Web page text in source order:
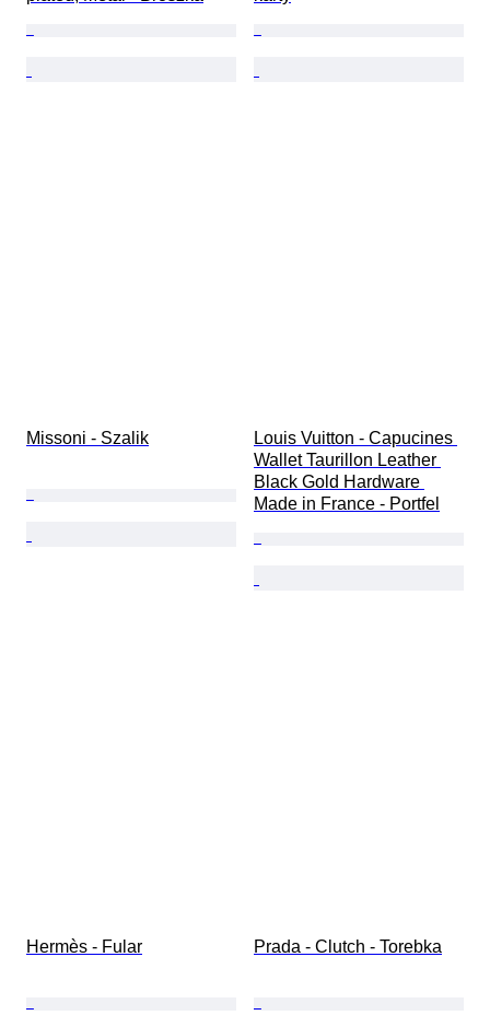
Missoni - Szalik
Louis Vuitton - Capucines
Wallet Taurillon Leather
Black Gold Hardware
Made in France - Portfel
Hermès - Fular Prada - Clutch - Torebka